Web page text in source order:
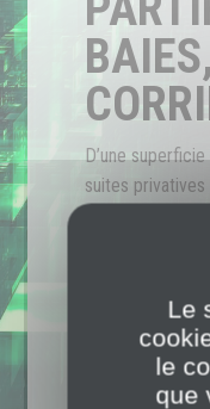
D’une
suites
Elles disposent,
deux meet-me-
d’accès privé.
Le
le
que